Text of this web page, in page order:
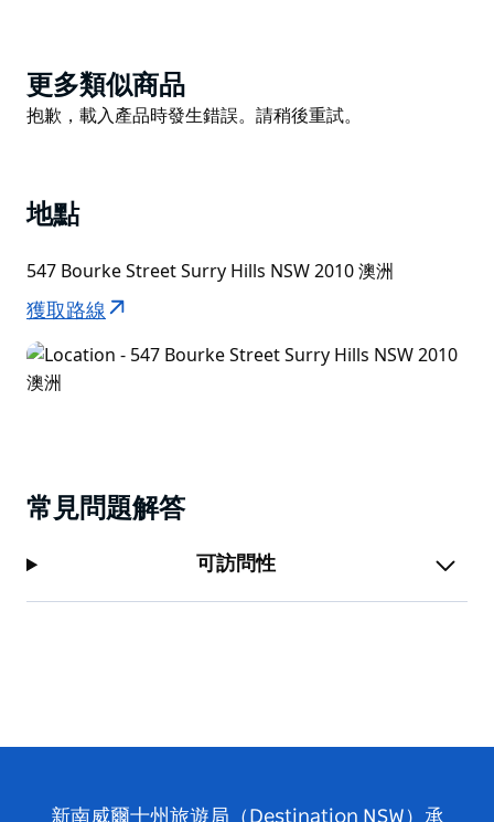
Product
List
更多類似商品
Product
抱歉，載入產品時發生錯誤。請稍後重試。
地點
547 Bourke Street Surry Hills NSW 2010 澳洲
獲取路線
常見問題解答
可訪問性
新南威爾士州旅遊局（Destination NSW）承